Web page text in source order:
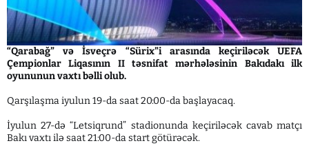
“Qarabağ” və İsveçrə “Sürix”i arasında keçiriləcək UEFA
Çempionlar Liqasının II təsnifat mərhələsinin Bakıdakı ilk
oyununun vaxtı bəlli olub.
Qarşılaşma iyulun 19-da saat 20:00-da başlayacaq.
İyulun 27-də “Letsiqrund” stadionunda keçiriləcək cavab matçı
Bakı vaxtı ilə saat 21:00-da start götürəcək.